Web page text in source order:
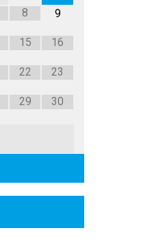
8 9
15 16
22 23
29 30